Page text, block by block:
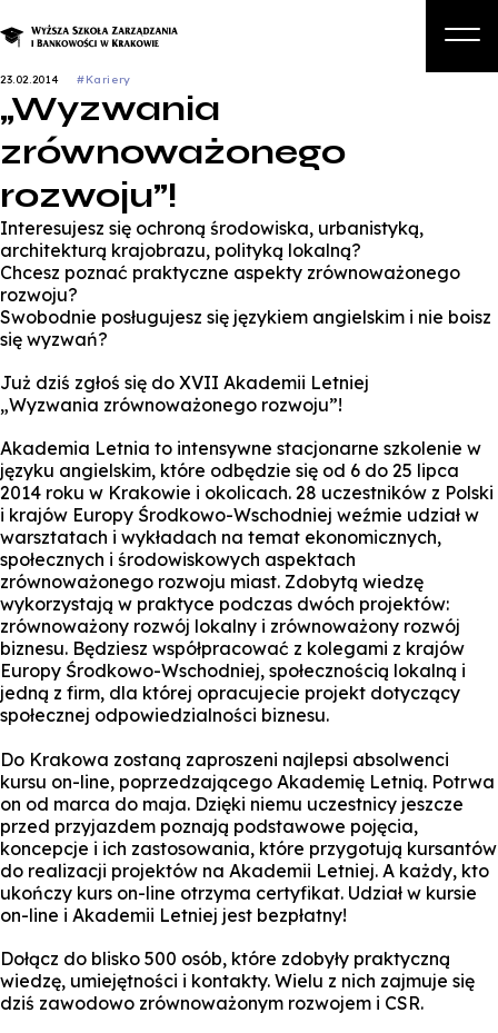
Kandydat
Zapisz się na studia
23.02.2014 #Kariery
„Wyzwania
zrównoważonego
rozwoju”!
Interesujesz się ochroną środowiska, urbanistyką,
architekturą krajobrazu, polityką lokalną?
Chcesz poznać praktyczne aspekty zrównoważonego
rozwoju?
Swobodnie posługujesz się językiem angielskim i nie boisz
się wyzwań?
Już dziś zgłoś się do XVII Akademii Letniej
„Wyzwania zrównoważonego rozwoju”!
Akademia Letnia to intensywne stacjonarne szkolenie w
języku angielskim, które odbędzie się od 6 do 25 lipca
2014 roku w Krakowie i okolicach. 28 uczestników z Polski
i krajów Europy Środkowo-Wschodniej weźmie udział w
warsztatach i wykładach na temat ekonomicznych,
społecznych i środowiskowych aspektach
zrównoważonego rozwoju miast. Zdobytą wiedzę
wykorzystają w praktyce podczas dwóch projektów:
zrównoważony rozwój lokalny i zrównoważony rozwój
biznesu. Będziesz współpracować z kolegami z krajów
Europy Środkowo-Wschodniej, społecznością lokalną i
jedną z firm, dla której opracujecie projekt dotyczący
społecznej odpowiedzialności biznesu.
Do Krakowa zostaną zaproszeni najlepsi absolwenci
kursu on-line, poprzedzającego Akademię Letnią. Potrwa
on od marca do maja. Dzięki niemu uczestnicy jeszcze
przed przyjazdem poznają podstawowe pojęcia,
koncepcje i ich zastosowania, które przygotują kursantów
do realizacji projektów na Akademii Letniej. A każdy, kto
ukończy kurs on-line otrzyma certyfikat. Udział w kursie
on-line i Akademii Letniej jest bezpłatny!
Dołącz do blisko 500 osób, które zdobyły praktyczną
wiedzę, umiejętności i kontakty. Wielu z nich zajmuje się
dziś zawodowo zrównoważonym rozwojem i CSR.